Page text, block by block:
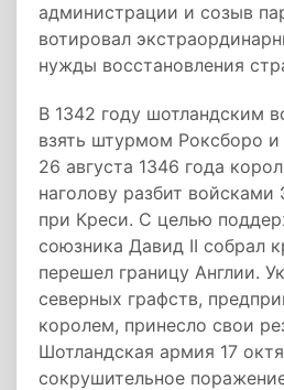
администрации и созыв
вотировал
нужды восстановления
В 1342 году шотландским
взять штурмом Роксборо и
26 августа 1346 года
наголову разбит войсками
при Креси. С целью
союзника Давид II собрал
перешел границу Англии.
северных графств,
королем, принесло свои
Шотландская армия 17
сокрушительное